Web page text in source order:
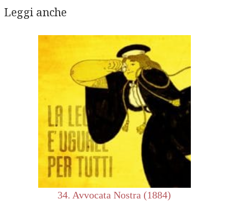
Leggi anche
34. Avvocata Nostra (1884)